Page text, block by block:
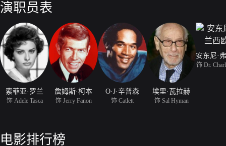
演职员表
索菲亚·罗兰
饰 Adele Tasca
詹姆斯·柯本
饰 Jerry Fanon
O·J·辛普森
饰 Catlett
埃里·瓦拉赫
饰 Sal Hyman
饰 Dr.
电影排行榜